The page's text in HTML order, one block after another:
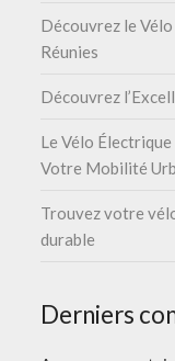
Découvrez le
Réunies
Découvrez
Le Vélo
Votre Mobilité
Trouvez votre
durable
Derniers